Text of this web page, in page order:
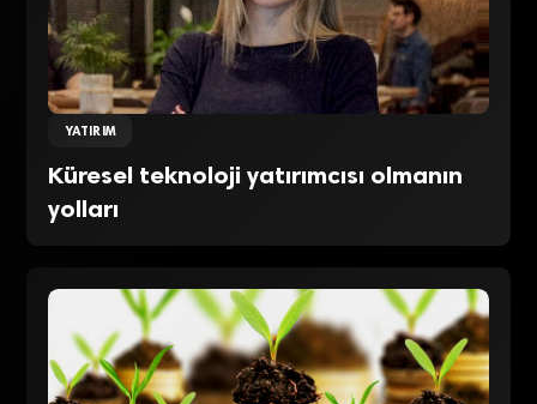
YATIRIM
Küresel teknoloji yatırımcısı olmanın
yolları